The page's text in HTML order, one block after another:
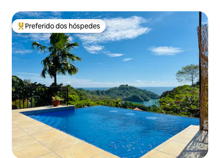
Entre os melhores preferidos dos hóspedes
Preferido dos hóspedes